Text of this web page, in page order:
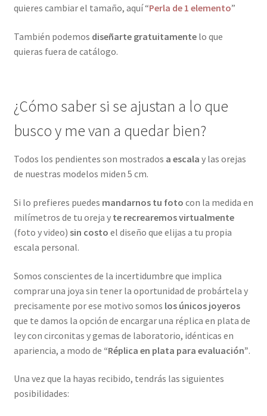
quieres cambiar el tamaño, aquí “Perla de 1 elemento”
También podemos diseñarte gratuitamentelo que
quieras fuera de catálogo.
¿Cómo saber si se ajustan a lo que
busco y me van a quedar bien?
Todos los pendientes son mostrados a escala y las orejas
de nuestras modelos miden 5 cm.
Si lo prefieres puedes mandarnos tu foto con la medida en
milímetros de tu oreja y te recrearemos virtualmente
(foto y video) sin costo el diseño que elijas a tu propia
escala personal.
Somos conscientes de la incertidumbre que implica
comprar una joya sin tener la oportunidad de probártela y
precisamente por ese motivo somos los únicos joyeros
que te damos la opción de encargar una réplica en plata de
ley con circonitas y gemas de laboratorio, idénticas en
apariencia, a modo de “Réplica en plata para evaluación”.
Una vez que la hayas recibido, tendrás las siguientes
posibilidades: